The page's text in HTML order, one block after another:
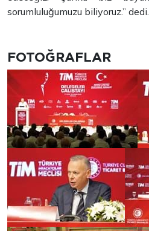
sorumluluğumuzu biliyoruz.” dedi.
FOTOĞRAFLAR